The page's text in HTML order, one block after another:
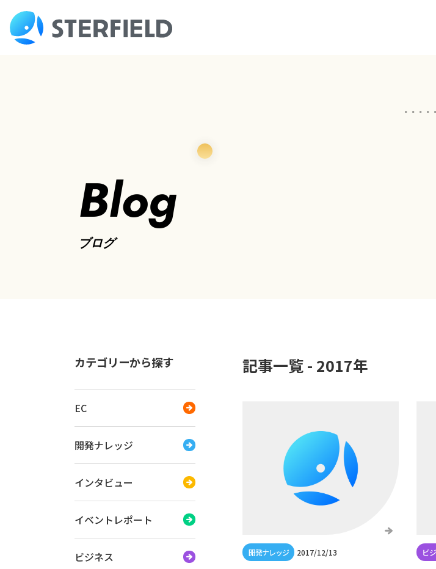
Blog
ブログ
カテゴリーから探す
EC
開発ナレッジ
インタビュー
イベントレポート
ビジネス
記事一覧 - 2017年
2017/12/13